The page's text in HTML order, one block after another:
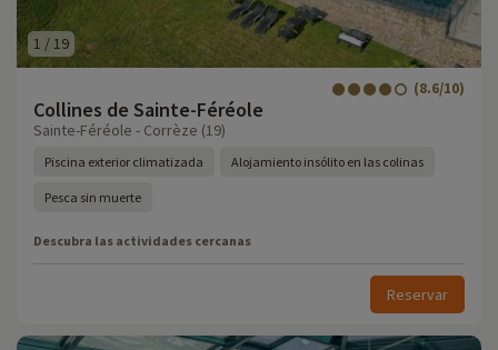
1 / 19
Collines de Sainte-Féréole
(8.6/10)
Sainte-Féréole - Corrèze (19)
Piscina exterior climatizada Alojamiento insólito en las colinas
Pesca sin muerte
Descubra las actividades cercanas
Reservar